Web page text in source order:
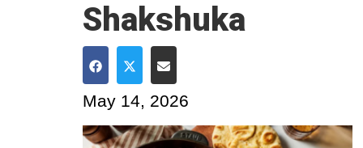
Shakshuka
Share on Facebook
Share on Twitter
Share via Email
May 14, 2026